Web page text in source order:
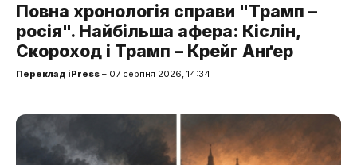
Повна хронологія справи "Трамп –
росія". Найбільша афера: Кіслін,
Скороход і Трамп – Крейг Анґер
Переклад iPress – 07 серпня 2026, 14:34